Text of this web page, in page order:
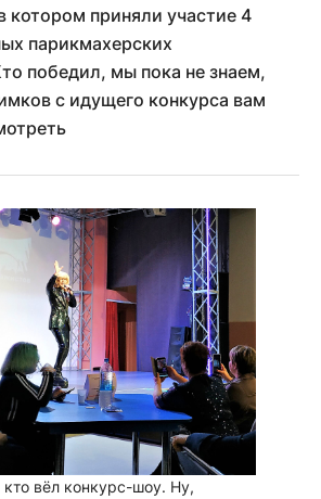
котором приняли участие 4
парикмахерских
победил, мы пока не знаем,
с идущего конкурса вам
кто вёл конкурс-шоу. Ну,